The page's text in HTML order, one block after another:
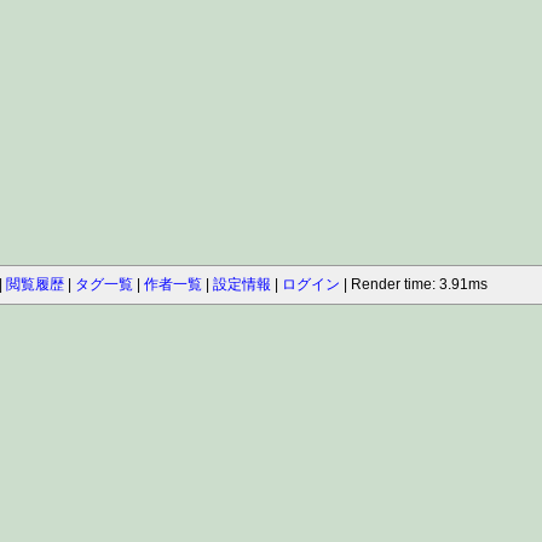
閲覧履歴 タグ一覧 作者一覧 設定情報 ログイン Render time: 3.91ms